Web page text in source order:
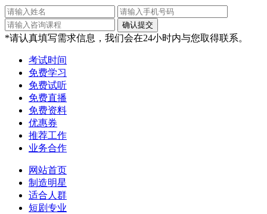
*请认真填写需求信息，我们会在24小时内与您取得联系。
考试时间
免费学习
免费试听
免费直播
免费资料
优惠券
推荐工作
业务合作
网站首页
制造明星
适合人群
短剧专业